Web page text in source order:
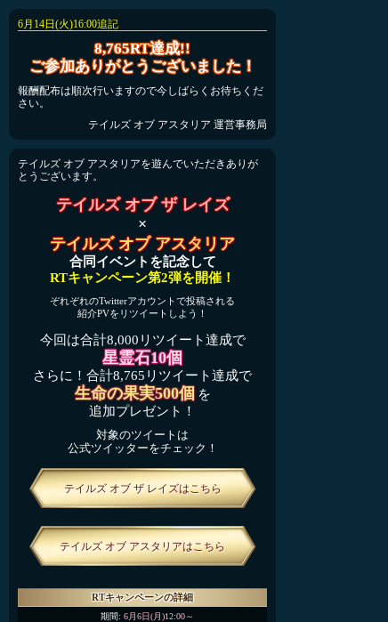
6月14日(火)16:00追記
8,765RT達成!!
ご参加ありがとうございました！
報酬配布は順次行いますので今しばらくお待ちくだ
さい。
テイルズ オブ アスタリア 運営事務局
テイルズ オブ アスタリアを遊んでいただきありが
とうございます。
テイルズ オブ ザ レイズ
×
テイルズ オブ アスタリア
合同イベントを記念して
RTキャンペーン第2弾を開催！
ぞれぞれのTwitterアカウントで投稿される
紹介PVをリツイートしよう！
今回は合計8,000リツイート達成で
星霊石10個
さらに！合計8,765リツイート達成で
生命の果実500個 を
追加プレゼント！
対象のツイートは
公式ツイッターをチェック！
テイルズ オブ ザ レイズはこちら
テイルズ オブ アスタリアはこちら
RTキャンペーンの詳細
期間: 6月6日(月)12:00～